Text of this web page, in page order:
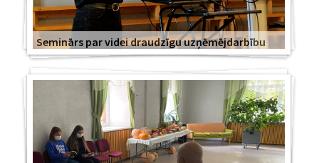
Seminārs par videi draudzīgu uzņēmējdarbību